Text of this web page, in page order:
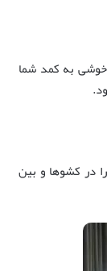
خوشی به کمد شما
در کشوها و بین